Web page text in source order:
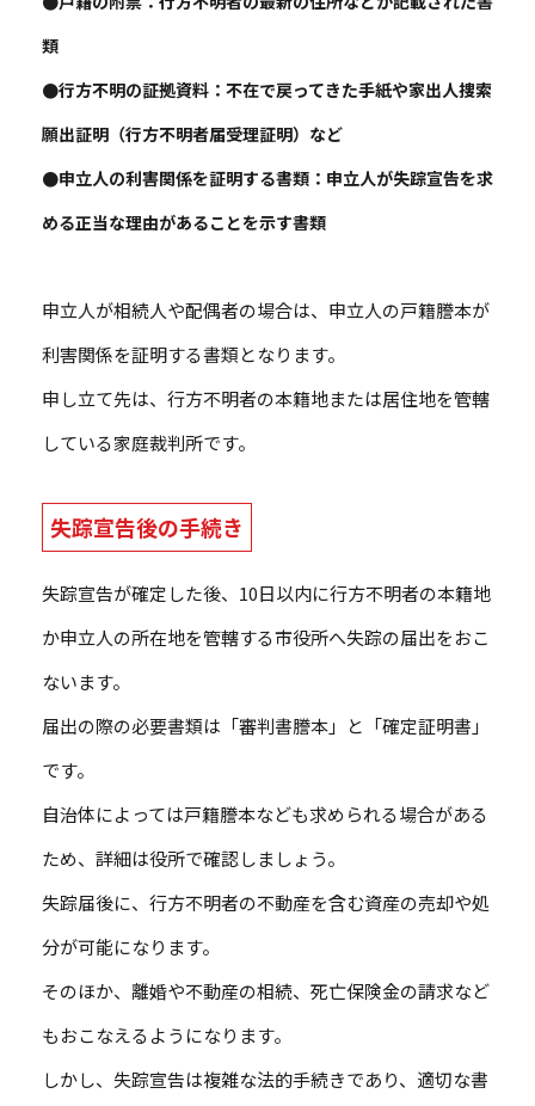
類
●行方不明の証拠資料：不在で戻ってきた手紙や家出人捜索
願出証明（行方不明者届受理証明）など
●申立人の利害関係を証明する書類：申立人が失踪宣告を求
める正当な理由があることを示す書類
申立人が相続人や配偶者の場合は、申立人の戸籍謄本が
利害関係を証明する書類となります。
申し立て先は、行方不明者の本籍地または居住地を管轄
している家庭裁判所です。
失踪宣告後の手続き
失踪宣告が確定した後、10日以内に行方不明者の本籍地
か申立人の所在地を管轄する市役所へ失踪の届出をおこ
ないます。
届出の際の必要書類は「審判書謄本」と「確定証明書」
です。
自治体によっては戸籍謄本なども求められる場合がある
ため、詳細は役所で確認しましょう。
失踪届後に、行方不明者の不動産を含む資産の売却や処
分が可能になります。
そのほか、離婚や不動産の相続、死亡保険金の請求など
もおこなえるようになります。
しかし、失踪宣告は複雑な法的手続きであり、適切な書